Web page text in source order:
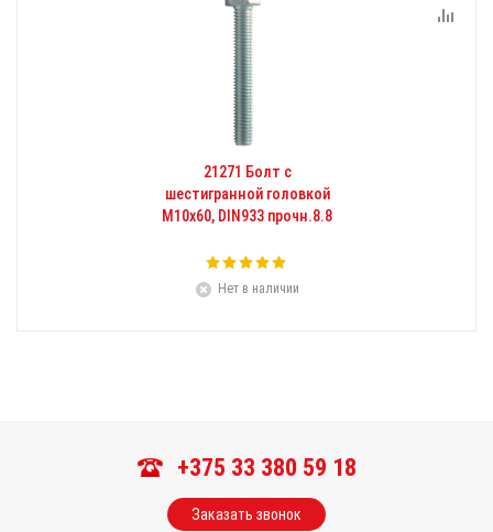
21271 Болт с
шестигранной головкой
М10х60, DIN933 прочн.8.8
Нет в наличии
+375 33 380 59 18
Заказать звонок